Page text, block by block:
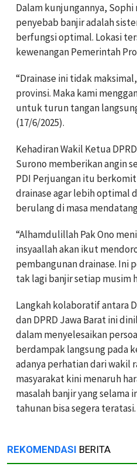
Dalam kunjungannya,
penyebab banjir adalah
berfungsi optimal. Lokasi
kewenangan Pemerintah
“Drainase ini tidak
provinsi. Maka kami
untuk turun tangan
(17/6/2025).
Kehadiran Wakil Ketua
Surono memberikan angin
PDI Perjuangan itu
drainase agar lebih optimal
berulang di masa
“Alhamdulillah Pak Ono
insyaallah akan ikut
pembangunan drainase. Ini
tak lagi banjir setiap musim
Langkah kolaboratif antara
dan DPRD Jawa Barat ini
dalam menyelesaikan
berdampak langsung pada
adanya perhatian dari wakil
masyarakat kini menaruh
masalah banjir yang selama
tahunan bisa segera teratasi.
REKOMENDASI BERITA